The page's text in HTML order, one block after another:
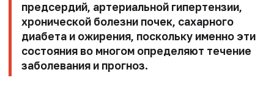
предсердий, артериальной гипертензии,
хронической болезни почек, сахарного
диабета и ожирения, поскольку именно эти
состояния во многом определяют течение
заболевания и прогноз.